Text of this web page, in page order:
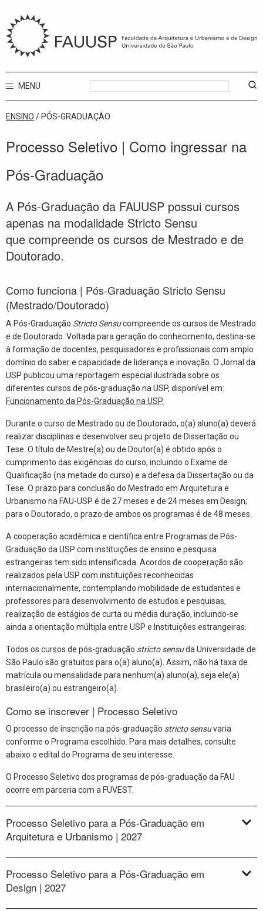
MENU
ENSINO / PÓS-GRADUAÇÃO
Processo Seletivo | Como ingressar na
Pós-Graduação
A Pós-Graduação da FAUUSP possui cursos
apenas na modalidade Stricto Sensu
que compreende os cursos de Mestrado e de
Doutorado.
Como funciona | Pós-Graduação Stricto Sensu
(Mestrado/Doutorado)
A Pós-Graduação Stricto Sensucompreende os cursos de Mestrado
e de Doutorado. Voltada para geração do conhecimento, destina-se
à formação de docentes, pesquisadores e profissionais com amplo
domínio do saber e capacidade de liderança e inovação. O Jornal da
USP publicou uma reportagem especial ilustrada sobre os
diferentes cursos de pós-graduação na USP, disponível em:
Funcionamento da Pós-Graduação na USP.
Durante o curso de Mestrado ou de Doutorado, o(a) aluno(a) deverá
realizar disciplinas e desenvolver seu projeto de Dissertação ou
Tese. O título de Mestre(a) ou de Doutor(a) é obtido após o
cumprimento das exigências do curso, incluindo o Exame de
Qualificação (na metade do curso) e a defesa da Dissertação ou da
Tese. O prazo para conclusão do Mestrado em Arquitetura e
Urbanismo na FAU-USP é de 27 meses e de 24 meses em Design;
para o Doutorado, o prazo de ambos os programas é de 48 meses.
A cooperação acadêmica e científica entre Programas de Pós-
Graduação da USP com instituições de ensino e pesquisa
estrangeiras tem sido intensificada. Acordos de cooperação são
realizados pela USP com instituições reconhecidas
internacionalmente, contemplando mobilidade de estudantes e
professores para desenvolvimento de estudos e pesquisas,
realização de estágios de curta ou média duração, incluindo-se
ainda a orientação múltipla entre USP e Instituições estrangeiras.
Todos os cursos de pós-graduação stricto sensuda Universidade de
São Paulo são gratuitos para o(a) aluno(a). Assim, não há taxa de
matrícula ou mensalidade para nenhum(a) aluno(a), seja ele(a)
brasileiro(a) ou estrangeiro(a).
Como se inscrever | Processo Seletivo
O processo de inscrição na pós-graduação stricto sensuvaria
conforme o Programa escolhido. Para mais detalhes, consulte
abaixo o edital do Programa de seu interesse.
O Processo Seletivo dos programas de pós-graduação da FAU
ocorre em parceria com a FUVEST.
Processo Seletivo para a Pós-Graduação em
Arquitetura e Urbanismo | 2027
Processo Seletivo para a Pós-Graduação em
Design | 2027